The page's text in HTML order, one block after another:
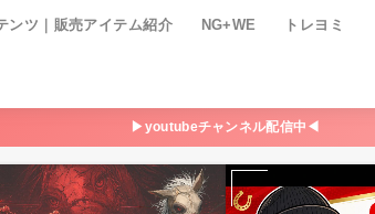
ンツ｜販売アイテム紹介 NG+WE トレヨミ
▶youtubeチャンネル配信中◀